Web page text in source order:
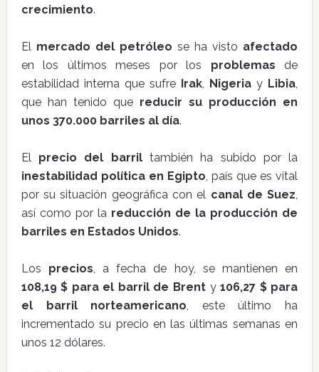
crecimiento.
El mercado del petróleo se ha visto afectado
en los últimos meses por los problemas de
estabilidad interna que sufre Irak, Nigeria y Libia,
que han tenido que reducir su producción en
unos 370.000 barriles al día.
El precio del barriltambién ha subido por la
inestabilidad política en Egipto, país que es vital
por su situación geográfica con el canal de Suez,
así como por la reducción de la producción de
barriles en Estados Unidos.
Los precios, a fecha de hoy, se mantienen en
108,19 $ para el barril de Brent y106,27 $ para
el barril norteamericano, este último ha
incrementado su precio en las últimas semanas en
unos 12 dólares.